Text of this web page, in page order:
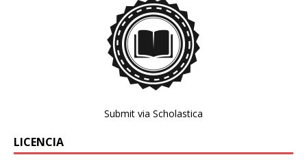
Submit via Scholastica
LICENCIA